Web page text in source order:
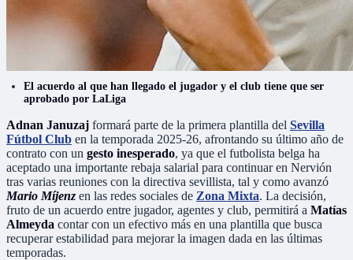
El acuerdo al que han llegado el jugador y el club tiene que ser
aprobado por LaLiga
Adnan Januzaj formará parte de la primera plantilla del Sevilla
Fútbol Club en la temporada 2025-26, afrontando su último año de
contrato con un gesto inesperado, ya que el futbolista belga ha
aceptado una importante rebaja salarial para continuar en Nervión
tras varias reuniones con la directiva sevillista, tal y como avanzó
Mario Míjenz en las redes sociales de Zona Mixta. La decisión,
fruto de un acuerdo entre jugador, agentes y club, permitirá a Matías
Almeyda contar con un efectivo más en una plantilla que busca
recuperar estabilidad para mejorar la imagen dada en las últimas
temporadas.